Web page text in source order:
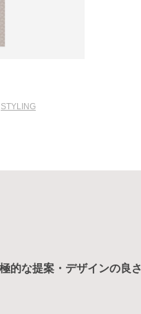
STYLING
的な提案・デザインの良